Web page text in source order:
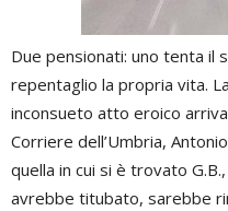
Due pensionati: uno tenta il
repentaglio la propria vita.
inconsueto atto eroico
Corriere dell’Umbria,
quella in cui si è trovato
avrebbe titubato, sarebbe